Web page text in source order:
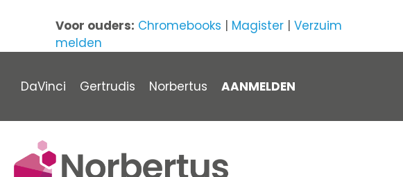
Voor ouders: Chromebooks | Magister | Verzuim
melden
DaVinci Gertrudis Norbertus AANMELDEN